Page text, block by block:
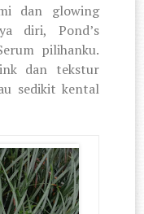
dan glowing
diri, Pond’s
pilihanku.
dan tekstur
sedikit kental